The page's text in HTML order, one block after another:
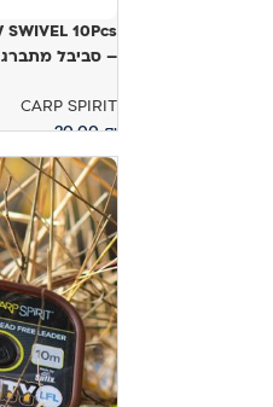
– סביבל מתברג
CARP SPIRIT
20.00₪
הוספה לסל